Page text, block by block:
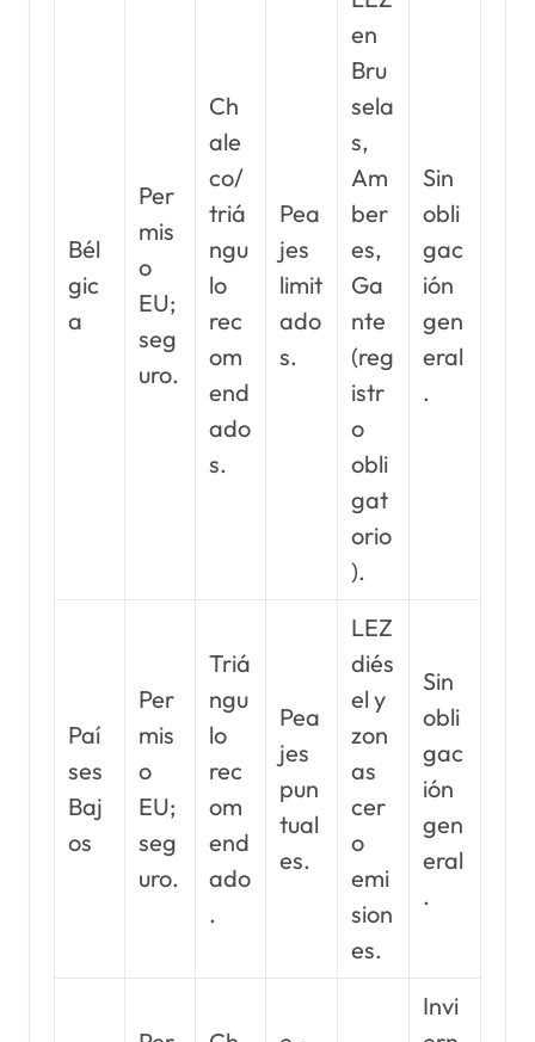
Bél
gic
a
Per
mis
o
EU;
seg
uro.
Ch
ale
co/
triá
ngu
lo
rec
om
end
ado
s.
Pea
jes
limit
ado
s.
en
Bru
sela
s,
Am
ber
es,
Ga
nte
(reg
istr
o
obli
gat
orio
).
Sin
obli
gac
ión
gen
eral
.
Paí
ses
Baj
os
Per
mis
o
EU;
seg
uro.
Triá
ngu
lo
rec
om
end
ado
.
Pea
jes
pun
tual
es.
LEZ
diés
el y
zon
as
cer
o
emi
sion
es.
Sin
obli
gac
ión
gen
eral
.
Invi